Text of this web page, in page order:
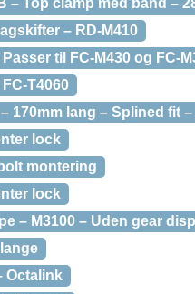
– Top clamp med bånd –
– RD-M410
til FC-M430 og FC-
T4060
170mm lang – Splined fit
lock
montering
lock
– M3100 – Uden gear
Octalink